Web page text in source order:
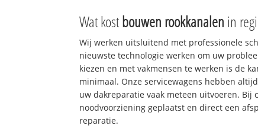
Wat kostbouwen rookkanalen in
Wij werken uitsluitend met professionele
nieuwste technologie werken om uw
kiezen en met vakmensen te werken is de
minimaal. Onze servicewagens hebben
uw dakreparatie vaak meteen uitvoeren. Bij
noodvoorziening geplaatst en direct een
reparatie.